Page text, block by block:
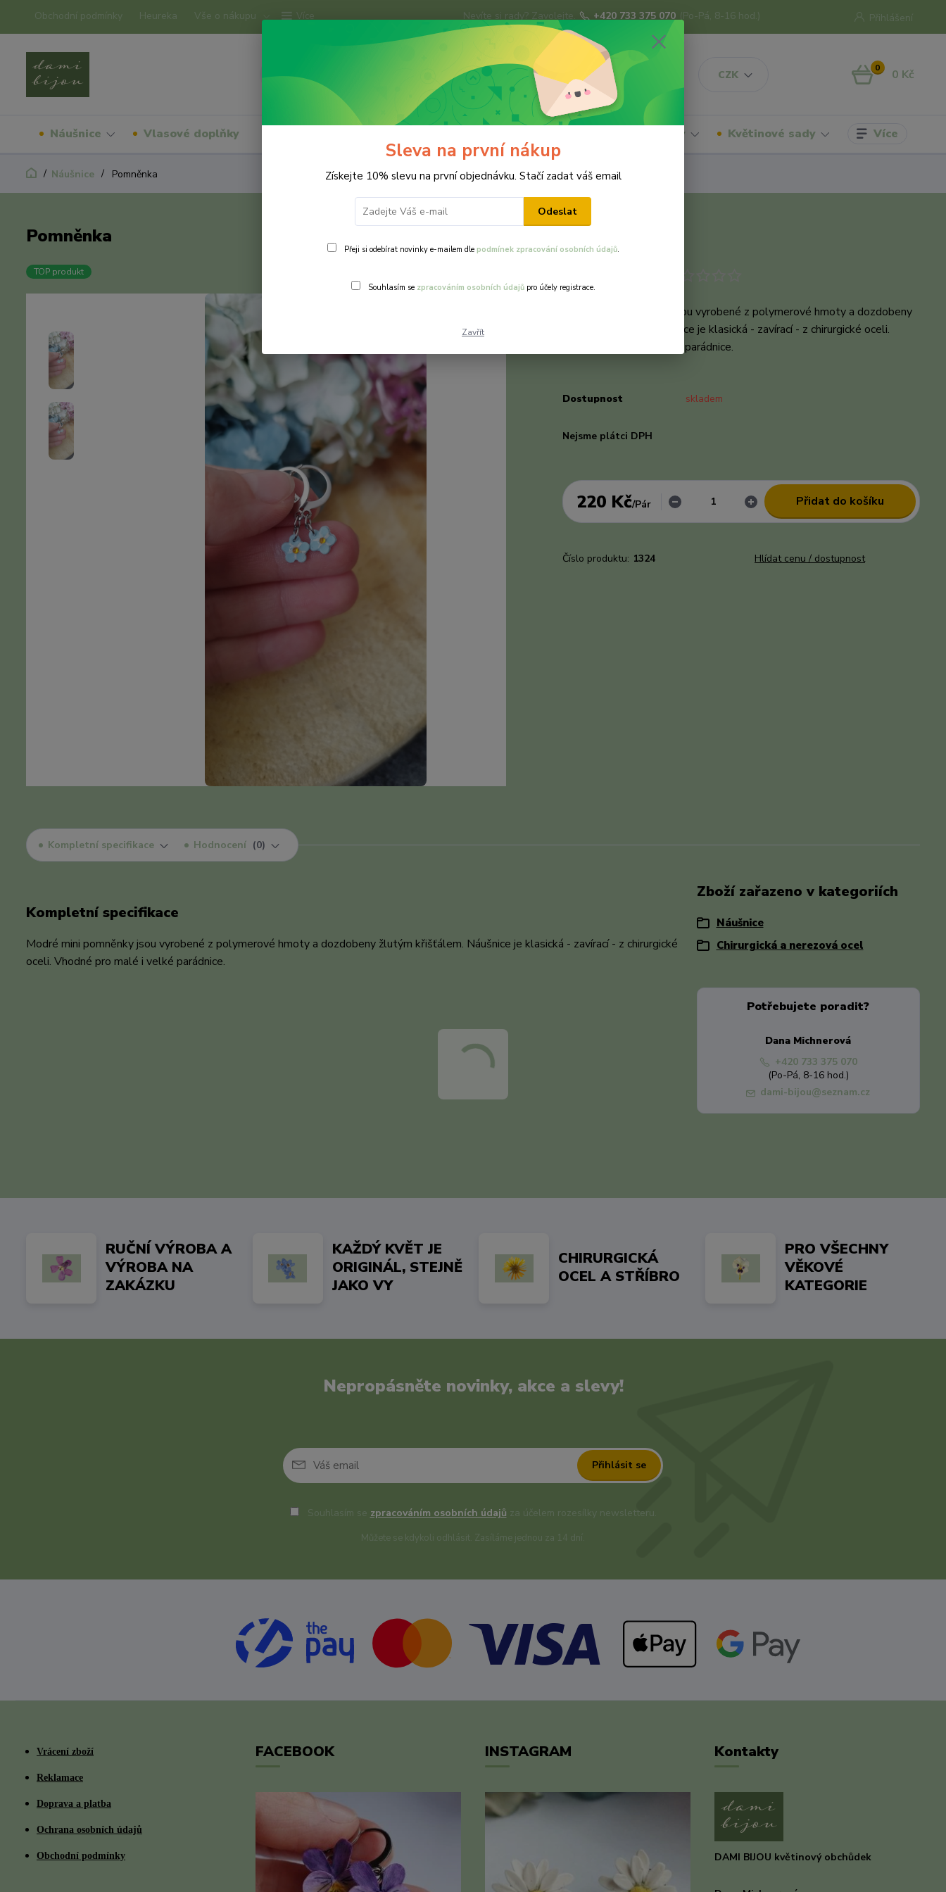
Obchodní podmínky Heureka Vše o nákupu Více
CZK
Přihlášení
Nevíte si rady? Zavolejte. +420 733 375 070 (Po-Pá, 8-16 hod.)
0 0 Kč
Náušnice Vlasové doplňky Náhrdelníky Květinové sady Více
Náušnice Pomněnka
Pomněnka
TOP produkt
Modré mini pomněnky jsou vyrobené z polymerové hmoty a dozdobeny
žlutým křišťálem. Náušnice je klasická - zavírací - z chirurgické oceli.
Vhodné pro malé i velké parádnice.
Dostupnost skladem
Nejsme plátci DPH
220 Kč/Pár Přidat do košíku
Číslo produktu: 1324 Hlídat cenu / dostupnost
Kompletní specifikace Hodnocení 0
Kompletní specifikace
Modré mini pomněnky jsou vyrobené z polymerové hmoty a dozdobeny žlutým křišťálem. Náušnice je klasická - zavírací - z chirurgické
oceli. Vhodné pro malé i velké parádnice.
Zboží zařazeno v kategoriích
Náušnice
Chirurgická a nerezová ocel
Potřebujete poradit?
Dana Michnerová
+420 733 375 070
(Po-Pá, 8-16 hod.)
dami-bijou@seznam.cz
RUČNÍ VÝROBA A
VÝROBA NA
ZAKÁZKU
KAŽDÝ KVĚT JE
ORIGINÁL, STEJNĚ
JAKO VY
CHIRURGICKÁ
OCEL A STŘÍBRO
PRO VŠECHNY
VĚKOVÉ
KATEGORIE
Nepropásněte novinky, akce a slevy!
Přihlásit se
Souhlasím se zpracováním osobních údajů za účelem rozesílky newsletteru.
Můžete se kdykoli odhlásit. Zasíláme jednou za 14 dní.
Vrácení zboží
Reklamace
Doprava a platba
Ochrana osobních údajů
Obchodní podmínky
FACEBOOK INSTAGRAM Kontakty
DAMI BIJOU květinový obchůdek
Sleva na první nákup
Získejte 10% slevu na první objednávku. Stačí zadat váš email
Odeslat
Přeji si odebírat novinky e-mailem dle podmínek zpracování osobních údajů.
Souhlasím se zpracováním osobních údajůpro účely registrace.
Zavřít